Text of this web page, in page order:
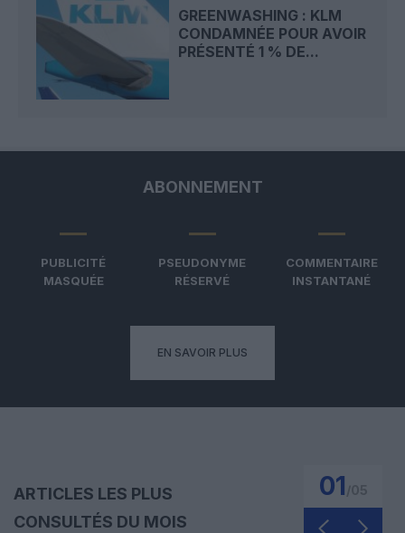
GREENWASHING : KLM
CONDAMNÉE POUR AVOIR
PRÉSENTÉ 1 % DE...
ABONNEMENT
PUBLICITÉ
MASQUÉE
PSEUDONYME
RÉSERVÉ
COMMENTAIRE
INSTANTANÉ
EN SAVOIR PLUS
ARTICLES LES PLUS
CONSULTÉS DU MOIS
01